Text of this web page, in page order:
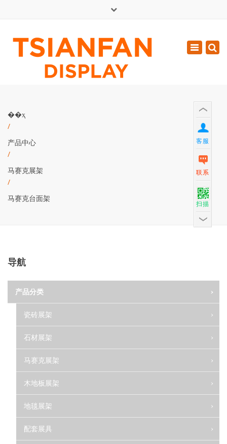
周一 - 周六: 7:00 - 17:00
0086-13365904989
Toggle
��ҳ
/
产品中心
/
马赛克展架
/
马赛克台面架
导航
产品分类
瓷砖展架
石材展架
马赛克展架
木地板展架
地毯展架
配套展具
客服
联系
扫描